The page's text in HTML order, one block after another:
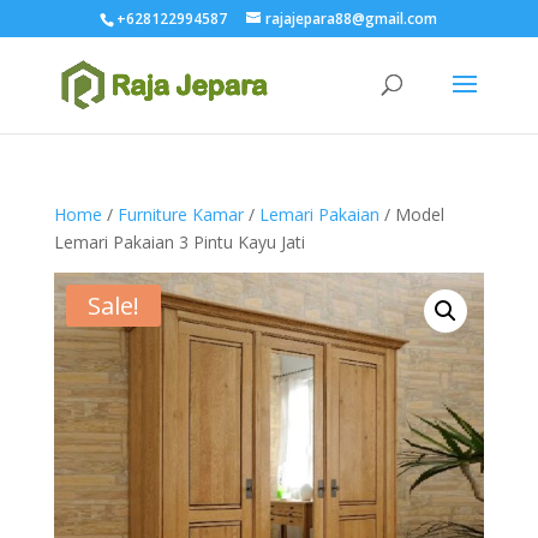
+628122994587 rajajepara88@gmail.com
Home / Furniture Kamar/ Lemari Pakaian / Model
Lemari Pakaian 3 Pintu Kayu Jati
Sale!